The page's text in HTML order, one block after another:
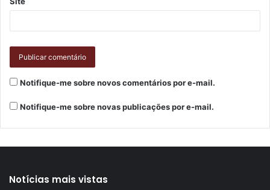
Notifique-me sobre novos comentários por e-mail.
Notifique-me sobre novas publicações por e-mail.
Notícias mais vistas